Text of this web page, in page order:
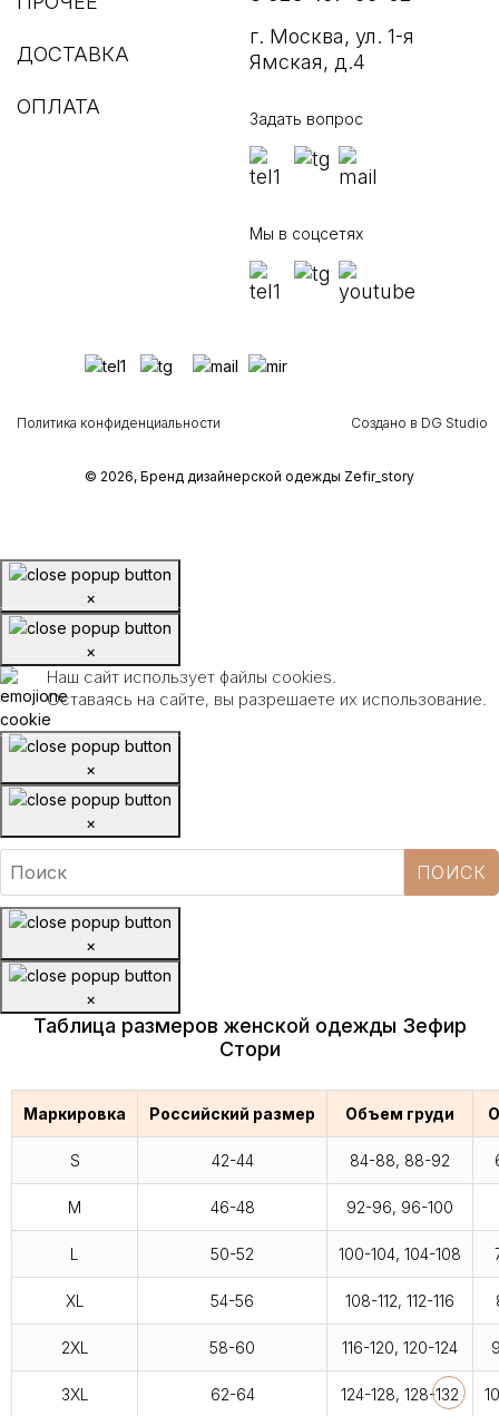
ДОСТАВКА
ОПЛАТА
г. Москва, ул. 1-я
Ямская, д.4
Задать вопрос
Мы в соцсетях
© 2026, Бренд дизайнерской одежды Zefir_story
Политика конфиденциальности Создано в DG Studio
×
×
Наш сайт использует файлы cookies.
Оставаясь на сайте, вы разрешаете их использование.
×
×
×
×
Таблица размеров женской одежды Зефир
Стори
Маркировка Российский размер Объем груди
S 42-44 84-88, 88-92
M 46-48 92-96, 96-100
L 50-52 100-104, 104-108
XL 54-56 108-112, 112-116
2XL 58-60 116-120, 120-124
3XL 62-64 124-128, 128-132